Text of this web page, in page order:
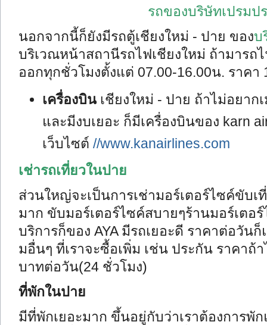
รถของบริษัทเปรมป
นอกจากนี้ก็ยังมีรถตู้เชียงใหม่ - ปาย ของบ
บริเวณหน้าสถานีรถไฟเชียงใหม่ ถ้ามารถ
ออกทุกชั่วโมงตั้งแต่ 07.00-16.00น. ราคา
เครื่องบิน เชียงใหม่ - ปาย ถ้าไม่อยาก
และมีงบเยอะ ก็มีเครื่องบินของ karn
เว็บไซต์ //www.kanairlines.com
เช่ารถเที่ยวในปาย
ส่วนใหญ่จะเป็นการเช่ามอร์เตอร์ไซค์ขับเ
มาก ขับมอร์เตอร์ไซค์สบายๆร้านมอร์เตอ
บริการก็ของ AYA มีรถเยอะดี ราคาต่อวัน
มอื่นๆ ที่เราจะซื้อเพิ่ม เช่น ประกัน ราคาถ้
บาทต่อวัน(24 ชั่วโมง)
ที่พักในปาย
มีที่พักเยอะมาก ขึ้นอยู่กับว่าเราต้องการ